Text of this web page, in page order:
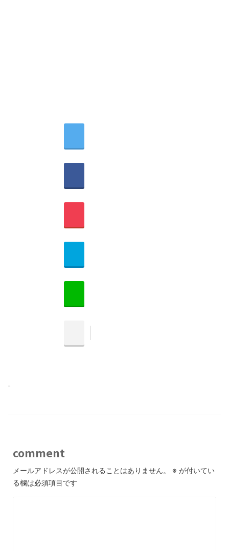
-
comment
メールアドレスが公開されることはありません。 ※ が付いてい
る欄は必須項目です